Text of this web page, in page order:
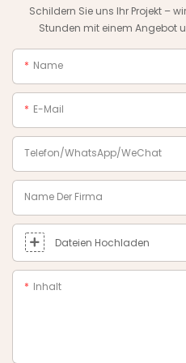
Schildern Sie uns Ihr Projekt –
Stunden mit einem Angebot
Name
E-Mail
Telefon/WhatsApp/WeChat
Name Der Firma
Dateien Hochladen
Inhalt